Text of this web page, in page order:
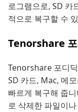
로그램으로, SD 카
적으로 복구할 수
Tenorshare
Tenorshare 포디
SD 카드, Mac, 메
빠르게 복구해 줍
로 삭제한 파일이